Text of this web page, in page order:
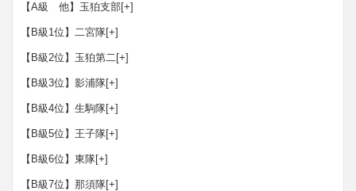
【A級 他】玉狛支部[+]
【B級1位】二宮隊[+]
【B級2位】玉狛第二[+]
【B級3位】影浦隊[+]
【B級4位】生駒隊[+]
【B級5位】王子隊[+]
【B級6位】東隊[+]
【B級7位】那須隊[+]